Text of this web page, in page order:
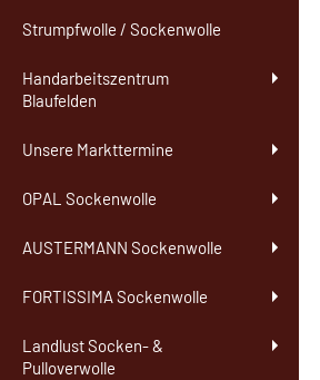
Strumpfwolle / Sockenwolle
Handarbeitszentrum
Blaufelden
Unsere Markttermine
OPAL Sockenwolle
AUSTERMANN Sockenwolle
FORTISSIMA Sockenwolle
Landlust Socken- &
Pulloverwolle